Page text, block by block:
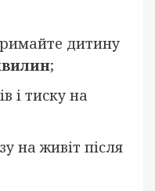
дитину
;
і тиску на
на живіт після